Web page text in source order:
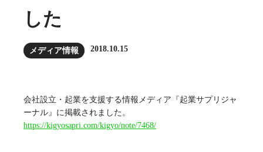
した
メディア情報 2018.10.15
会社設立・起業を支援する情報メディア『起業サプリジャ
ーナル』に掲載されました。
https://kigyosapri.com/kigyo/note/7468/